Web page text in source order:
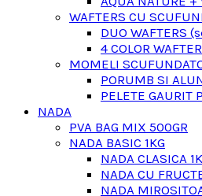
WAFTERS CU
DUO WAFTERS
4 COLOR
MOMELI
PORUMB SI
PELETE GAURIT
NADA
PVA BAG MIX 500GR
NADA BASIC 1KG
NADA CLASICA
NADA CU
NADA